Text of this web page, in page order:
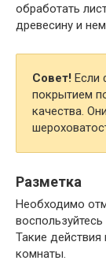
обработать
древесину и
Совет! Если
покрытием
качества.
Разметка
Необходимо
Такие
комнаты.